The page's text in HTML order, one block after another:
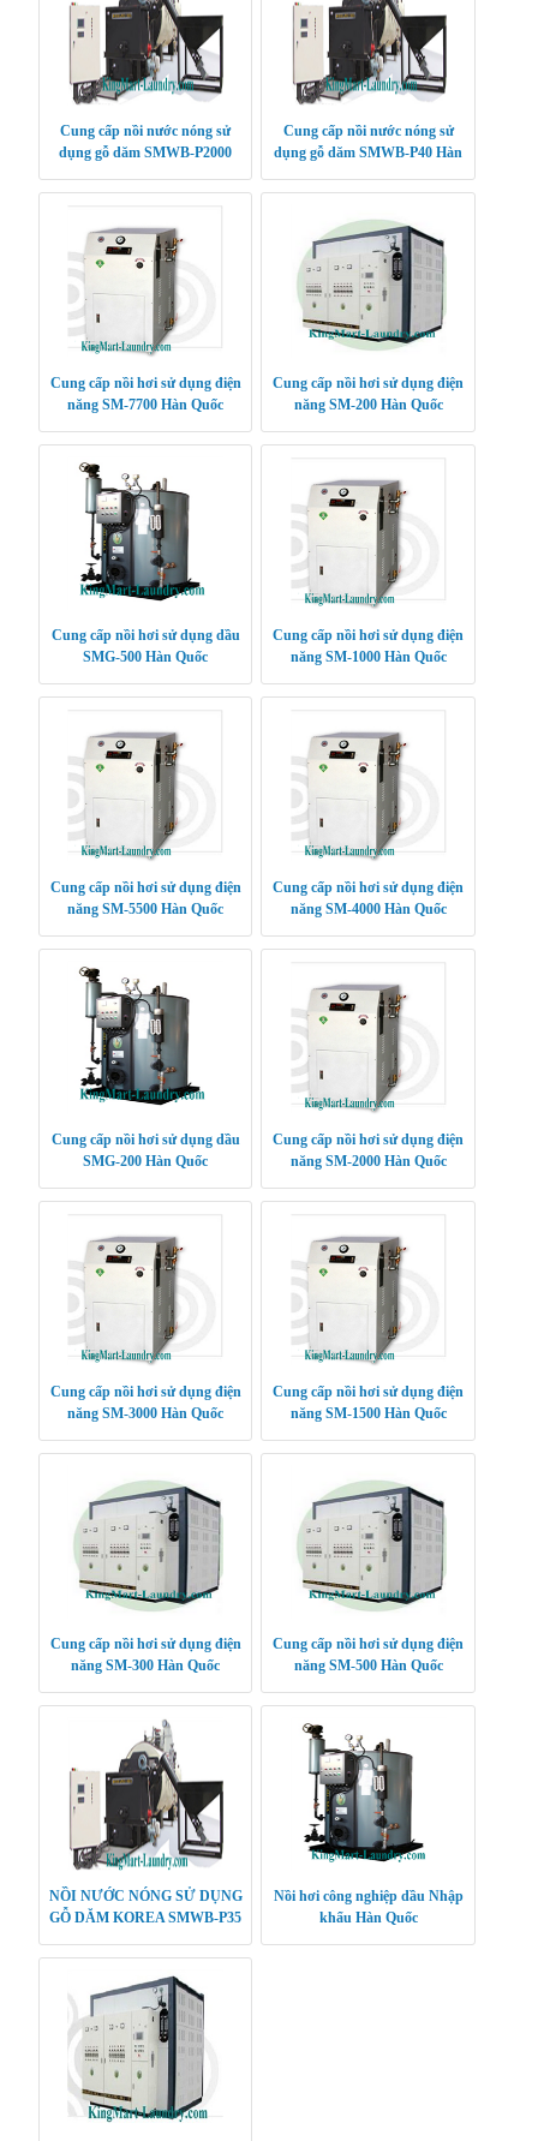
Cung cấp nồi nước nóng sử
dụng gỗ dăm SMWB-P2000
Cung cấp nồi nước nóng sử
dụng gỗ dăm SMWB-P40 Hàn
Cung cấp nồi hơi sử dụng điện
năng SM-7700 Hàn Quốc
Cung cấp nồi hơi sử dụng điện
năng SM-200 Hàn Quốc
Cung cấp nồi hơi sử dụng dầu
SMG-500 Hàn Quốc
Cung cấp nồi hơi sử dụng điện
năng SM-1000 Hàn Quốc
Cung cấp nồi hơi sử dụng điện
năng SM-5500 Hàn Quốc
Cung cấp nồi hơi sử dụng điện
năng SM-4000 Hàn Quốc
Cung cấp nồi hơi sử dụng dầu
SMG-200 Hàn Quốc
Cung cấp nồi hơi sử dụng điện
năng SM-2000 Hàn Quốc
Cung cấp nồi hơi sử dụng điện
năng SM-3000 Hàn Quốc
Cung cấp nồi hơi sử dụng điện
năng SM-1500 Hàn Quốc
Cung cấp nồi hơi sử dụng điện
năng SM-300 Hàn Quốc
Cung cấp nồi hơi sử dụng điện
năng SM-500 Hàn Quốc
NỒI NƯỚC NÓNG SỬ DỤNG
GỖ DĂM KOREA SMWB-P35
Nồi hơi công nghiệp dầu Nhập
khẩu Hàn Quốc